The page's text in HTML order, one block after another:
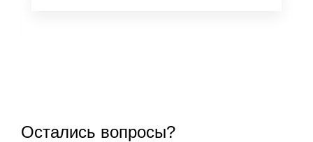
Остались вопросы?